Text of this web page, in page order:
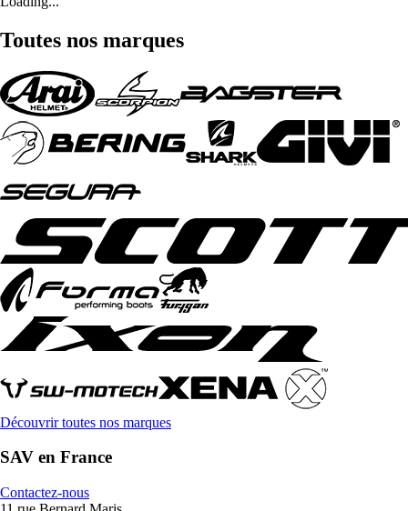
Toutes nos marques
Découvrir toutes nos marques
SAV en France
Contactez-nous